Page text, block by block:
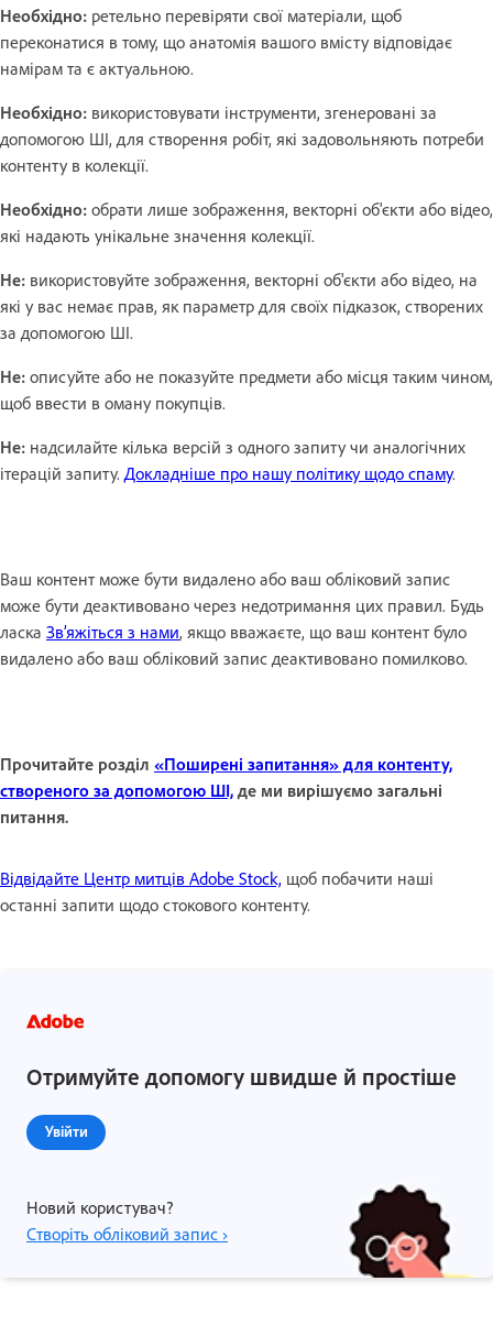
Необхідно: ретельно перевіряти свої матеріали, щоб
переконатися в тому, що анатомія вашого вмісту відповідає
намірам та є актуальною.
Необхідно: використовувати інструменти, згенеровані за
допомогою ШІ, для створення робіт, які задовольняють потреби
контенту в колекції.
Необхідно: обрати лише зображення, векторні об'єкти або відео,
які надають унікальне значення колекції.
Не: використовуйте зображення, векторні об'єкти або відео, на
які у вас немає прав, як параметр для своїх підказок, створених
за допомогою ШІ.
Не: описуйте або не показуйте предмети або місця таким чином,
щоб ввести в оману покупців.
Не: надсилайте кілька версій з одного запиту чи аналогічних
ітерацій запиту. Докладніше про нашу політику щодо спаму.
Ваш контент може бути видалено або ваш обліковий запис
може бути деактивовано через недотримання цих правил. Будь
ласка Зв’яжіться з нами, якщо вважаєте, що ваш контент було
видалено або ваш обліковий запис деактивовано помилково.
Прочитайте розділ «Поширені запитання» для контенту,
створеного за допомогою ШІ, де ми вирішуємо загальні
питання.
Відвідайте Центр митців Adobe Stock, щоб побачити наші
останні запити щодо стокового контенту.
Отримуйте допомогу швидше й простіше
Увійти
Новий користувач?
Створіть обліковий запис ›